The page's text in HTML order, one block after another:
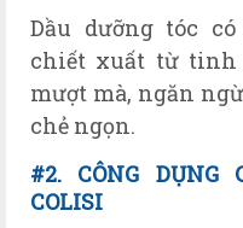
Dầu dưỡng tóc
chiết xuất từ
mượt mà, ngăn
chẻ ngọn.
#2. CÔNG DỤNG
COLISI